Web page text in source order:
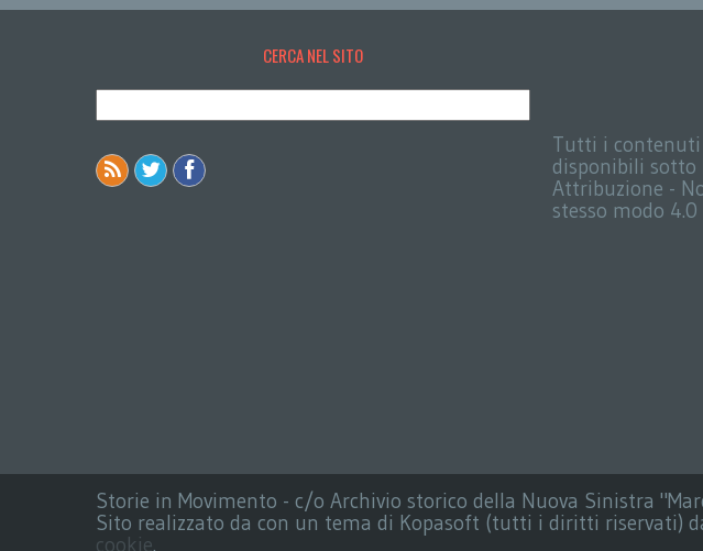
CERCA NEL SITO
Tutti i contenuti
disponibili sotto
Attribuzione -
stesso modo
Storie in Movimento - c/o Archivio storico della Nuova Sinistra
Sito realizzato da con un tema di Kopasoft (tutti i diritti riservati)
cookie.